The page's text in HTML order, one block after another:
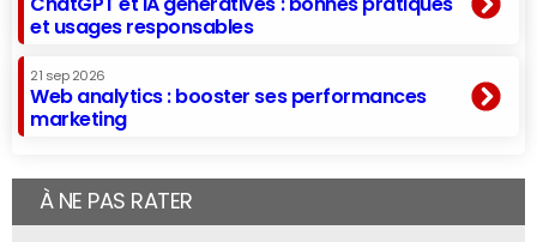
et usages responsables
21 sep 2026
Web analytics : booster ses performances
marketing
À NE PAS RATER